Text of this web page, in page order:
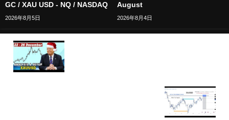
GC / XAU USD - NQ / NASDAQ
2026年8月5日
August
2026年8月4日